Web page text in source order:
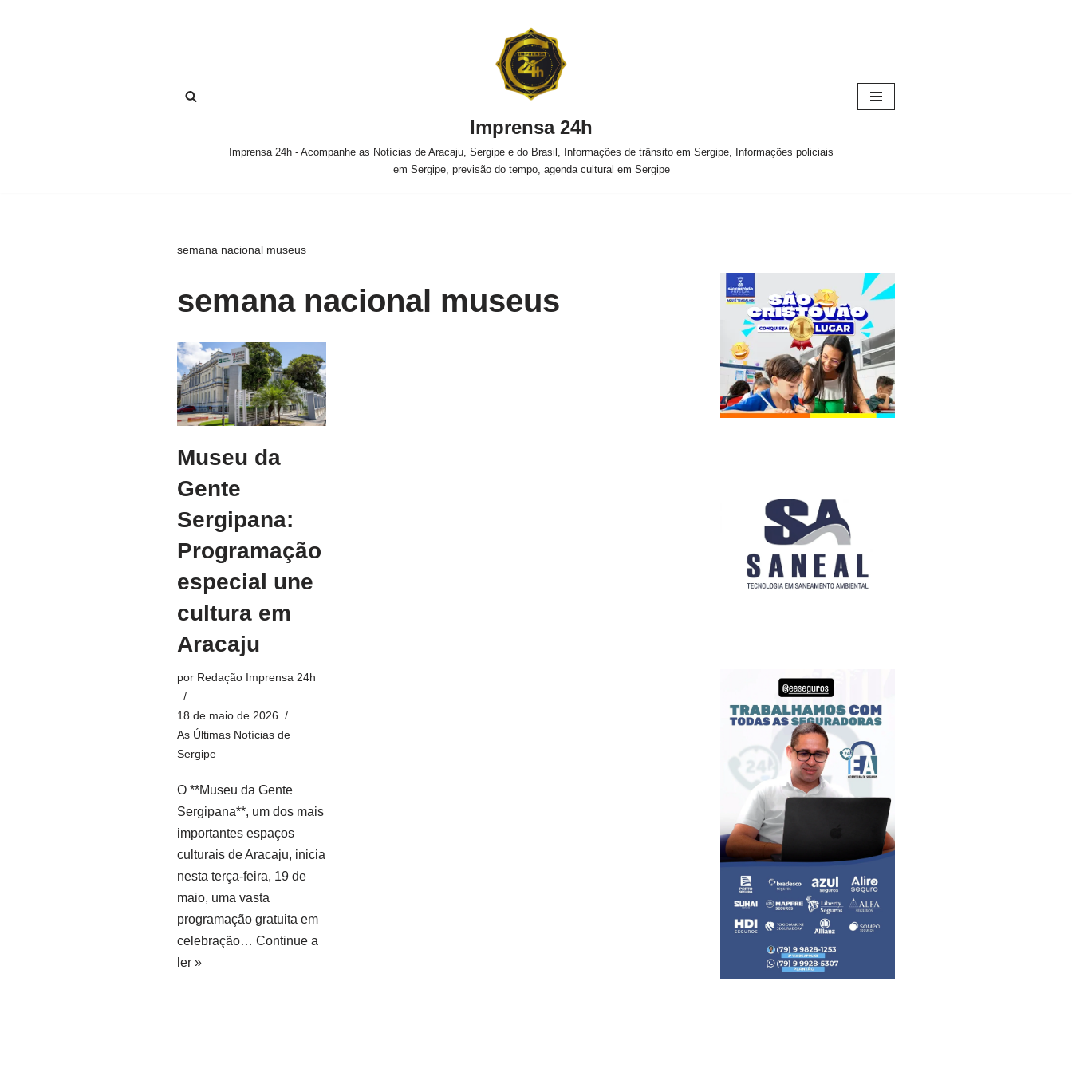
Imprensa 24h
Imprensa 24h - Acompanhe as Notícias de Aracaju, Sergipe e do Brasil, Informações de trânsito em Sergipe, Informações policiais
em Sergipe, previsão do tempo, agenda cultural em Sergipe
semana nacional museus
semana nacional museus
Museu da
Gente
Sergipana:
Programação
especial une
cultura em
Aracaju
por Redação Imprensa 24h
18 de maio de 2026
As Últimas Notícias de
Sergipe
O **Museu da Gente
Sergipana**, um dos mais
importantes espaços
culturais de Aracaju, inicia
nesta terça-feira, 19 de
maio, uma vasta
programação gratuita em
celebração… Continue a
ler »